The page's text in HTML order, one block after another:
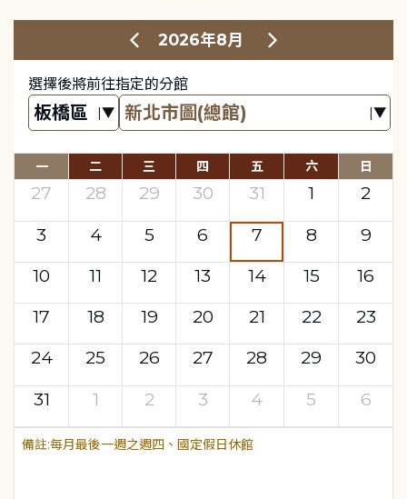
2026年8月
選擇後將前往指定的分館
一 二 三 四 五 六 日
27 28 29 30 31 1
2
3
4 5 6 7 8
9
10
11 12 13 14 15
16
17
18 19 20 21 22
23
24
25 26 27 28 29
30
31
1 2 3 4 5 6
每月最後一週之週四、國定假日休館